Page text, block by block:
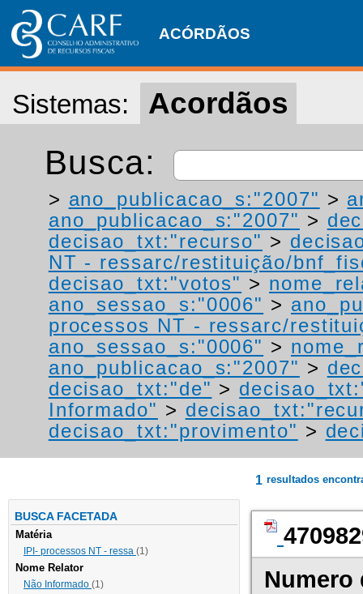
ACÓRDÃOS
Sistemas: Acordãos
Busca:
> ano_publicacao_s:"2007" >
ano_publicacao_s:"2007" >
decisao_txt:"recurso" >
NT - ressarc/restituição/
decisao_txt:"votos" >
ano_sessao_s:"0006" >
processos NT - ressarc/
ano_sessao_s:"0006" >
ano_publicacao_s:"2007" >
decisao_txt:"de" >
Informado" >
decisao_txt:"provimento" >
BUSCA FACETADA
Matéria
IPI- processos NT - ressa (1)
Nome Relator
Não Informado (1)
1 resultados
Numero